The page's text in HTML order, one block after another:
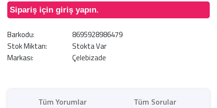
Sipariş için giriş yapın.
Barkodu:
8695928986479
Stok Miktarı:
Stokta Var
Markası:
Çelebizade
Tüm Yorumlar Tüm Sorular